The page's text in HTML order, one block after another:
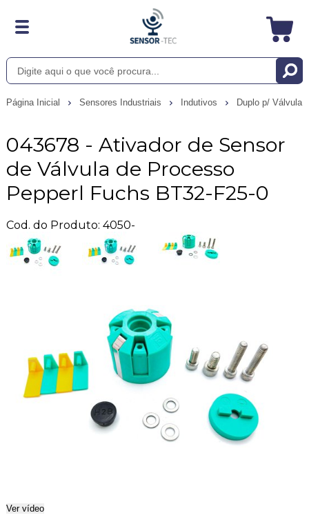
Página Inicial Sensores Industriais Indutivos Duplo p/ Válvula
043678 - Ativador de Sensor
de Válvula de Processo
Pepperl Fuchs BT32-F25-0
Cod. do Produto: 4050-
Ver vídeo